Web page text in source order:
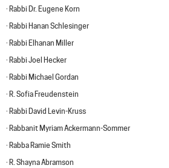
· Rabbi Dr. Eugene Korn
· Rabbi Hanan Schlesinger
· Rabbi Elhanan Miller
· Rabbi Joel Hecker
· Rabbi Michael Gordan
· R. Sofia Freudenstein
· Rabbi David Levin-Kruss
· Rabbanit Myriam Ackermann-Sommer
· Rabba Ramie Smith
· R. Shayna Abramson